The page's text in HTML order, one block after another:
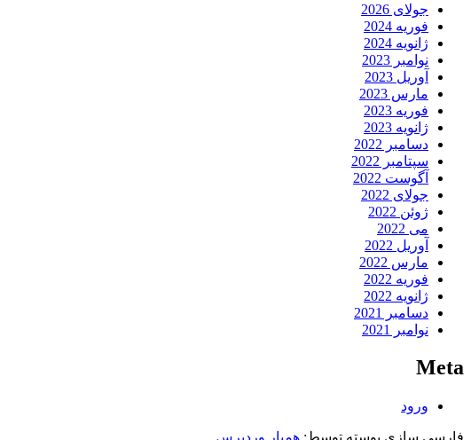
جولای 2026
فوریه 2024
ژانویه 2024
نوامبر 2023
آوریل 2023
مارس 2023
فوریه 2023
ژانویه 2023
دسامبر 2022
سپتامبر 2022
آگوست 2022
جولای 2022
ژوئن 2022
می 2022
آوریل 2022
مارس 2022
فوریه 2022
ژانویه 2022
دسامبر 2021
نوامبر 2021
Meta
ورود
فارسی سازی پوسته توسط: همیار وردپرس